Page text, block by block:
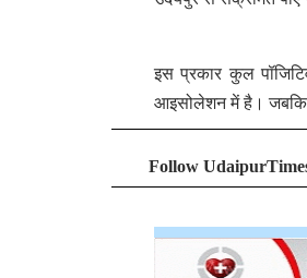
इस प्रकार कुल
आइसोलेशन में है। जबकि
Follow